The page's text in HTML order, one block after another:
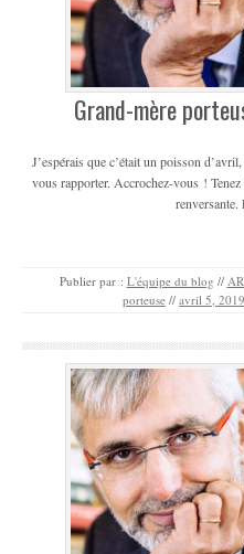
Grand-mère
J’espérais que c’était un poisson
vous rapporter. Accrochez-vous !
Publier par : L'équipe du blog //
porteuse // avril 5, 2019